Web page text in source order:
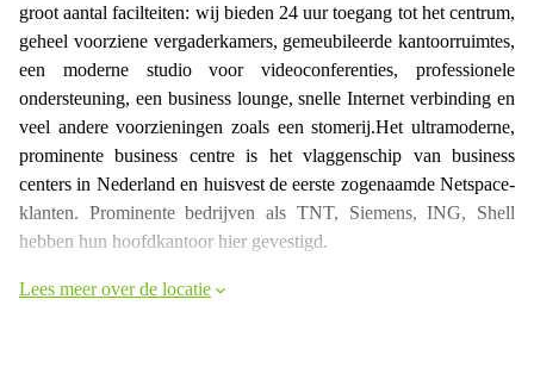
groot aantal facilteiten: wij bieden 24 uur toegang tot het centrum,
geheel voorziene vergaderkamers, gemeubileerde kantoorruimtes,
een moderne studio voor videoconferenties, professionele
ondersteuning, een business lounge, snelle Internet verbinding en
veel andere voorzieningen zoals een stomerij.Het ultramoderne,
prominente business centre is het vlaggenschip van business
centers in Nederland en huisvest de eerste zogenaamde Netspace-
klanten. Prominente bedrijven als TNT, Siemens, ING, Shell
hebben hun hoofdkantoor hier gevestigd.
Lees meer over de locatie